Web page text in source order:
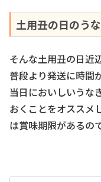
土用丑の日のう
そんな土用丑の日近
普段より発送に時間
当日においしいうな
おくことをオススメ
は賞味期限があるの